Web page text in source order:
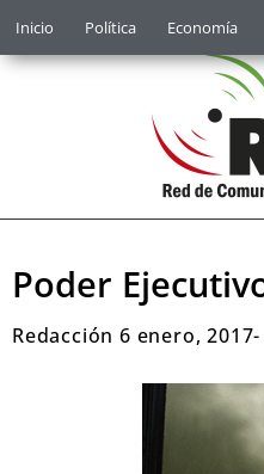
Inicio Política Economía
Poder
Redacción 6 enero, 2017-